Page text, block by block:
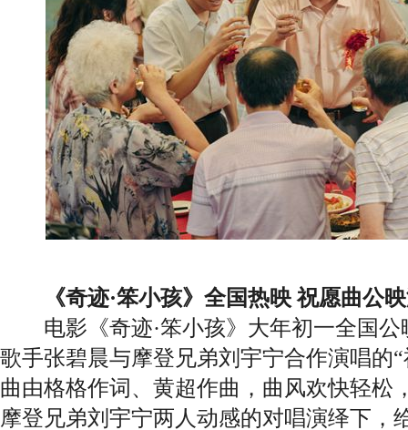
《奇迹·笨小孩》全国热映 祝愿曲公
电影《奇迹·笨小孩》大年初一全国公
歌手张碧晨与摩登兄弟刘宇宁合作演唱的
曲由格格作词、黄超作曲，曲风欢快轻松
摩登兄弟刘宇宁两人动感的对唱演绎下，